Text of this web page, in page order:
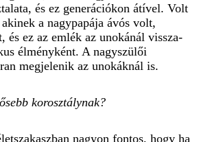
és ez generációkon átível. Volt
a nagypapája ávós volt,
és ez az emlék az unokánál vissza-
élményként. A nagyszülői
megjelenik az unokáknál is.
korosztálynak?
nagyon fontos, hogy ha